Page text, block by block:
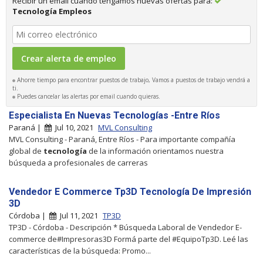
Tecnología Empleos
Ahorre tiempo para encontrar puestos de trabajo, Vamos a puestos de trabajo vendrá a
ti.
Puedes cancelar las alertas por email cuando quieras.
Especialista En Nuevas Tecnologías -Entre Ríos
Paraná | Jul 10, 2021 MVL Consulting
MVL Consulting - Paraná, Entre Ríos - Para importante compañía
global de tecnología de la información orientamos nuestra
búsqueda a profesionales de carreras
Vendedor E Commerce Tp3D Tecnología De Impresión
3D
Córdoba | Jul 11, 2021 TP3D
TP3D - Córdoba - Descripción * Búsqueda Laboral de Vendedor E-
commerce de#Impresoras3D Formá parte del #EquipoTp3D. Leé las
características de la búsqueda: Promo...